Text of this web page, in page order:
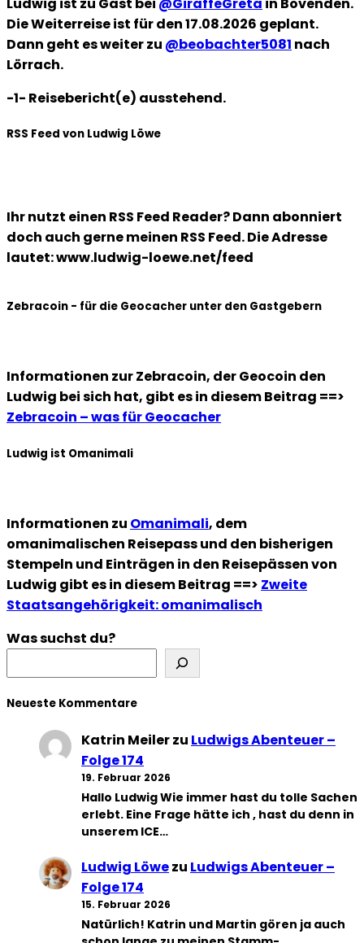
Die Weiterreise ist für den 17.08.2026 geplant.
Dann geht es weiter zu @beobachter5081 nach
Lörrach.
-1- Reisebericht(e) ausstehend.
RSS Feed von Ludwig Löwe
Ihr nutzt einen RSS Feed Reader? Dann abonniert
doch auch gerne meinen RSS Feed. Die Adresse
lautet: www.ludwig-loewe.net/feed
Zebracoin - für die Geocacher unter den Gastgebern
Informationen zur Zebracoin, der Geocoin den
Ludwig bei sich hat, gibt es in diesem Beitrag ==>
Zebracoin – was für Geocacher
Ludwig ist Omanimali
Informationen zu Omanimali, dem
omanimalischen Reisepass und den bisherigen
Stempeln und Einträgen in den Reisepässen von
Ludwig gibt es in diesem Beitrag ==> Zweite
Staatsangehörigkeit: omanimalisch
Was suchst du?
Neueste Kommentare
Katrin Meilerzu Ludwigs Abenteuer –
Folge 174
19. Februar 2026
Hallo Ludwig Wie immer hast du tolle Sachen
erlebt. Eine Frage hätte ich , hast du denn in
unserem ICE…
Ludwig Löwezu Ludwigs Abenteuer –
Folge 174
15. Februar 2026
Natürlich! Katrin und Martin gören ja auch